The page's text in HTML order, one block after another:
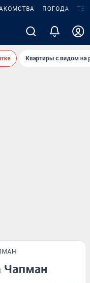
ПОГОДА
Квартиры с видом на
Чапман